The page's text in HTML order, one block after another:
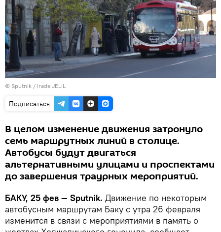
© Sputnik / Irade JELIL
Подписаться
В целом изменение движения затронуло
семь маршрутных линий в столице.
Автобусы будут двигаться
альтернативными улицами и проспектами
до завершения траурных мероприятий.
БАКУ, 25 фев — Sputnik. Движение по некоторым
автобусным маршрутам Баку с утра 26 февраля
изменится в связи с мероприятиями в память о